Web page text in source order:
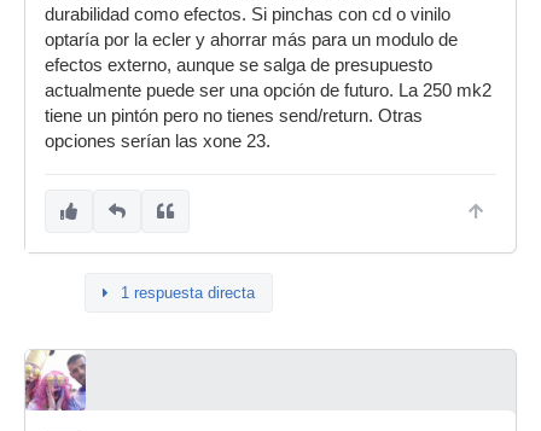
durabilidad como efectos. Si pinchas con cd o vinilo
optaría por la ecler y ahorrar más para un modulo de
efectos externo, aunque se salga de presupuesto
actualmente puede ser una opción de futuro. La 250 mk2
tiene un pintón pero no tienes send/return. Otras
opciones serían las xone 23.
1 respuesta directa